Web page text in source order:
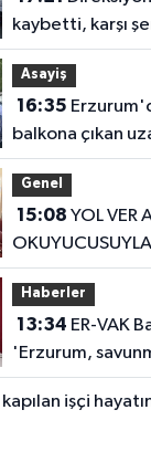
kaybetti, karşı
çarptı
Asayiş
16:35
balkona çıkan
koca ikna edildi
Genel
15:08
Haberler
13:34
'Erzurum,
ekosistemine
dâhil edilmeli'